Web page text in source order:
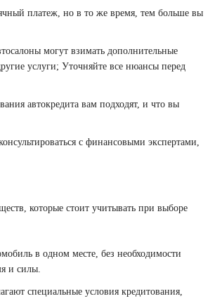
платеж, но в то же время, тем больше вы
могут взимать дополнительные
услуги; Уточняйте все нюансы перед
автокредита вам подходят, и что вы
с финансовыми экспертами,
которые стоит учитывать при выборе
в одном месте, без необходимости
и силы.
специальные условия кредитования,